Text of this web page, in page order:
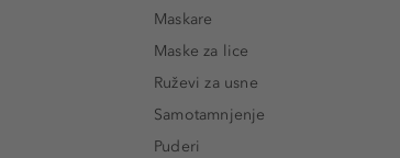
Maskare
Maske za lice
Ruževi za usne
Samotamnjenje
Puderi